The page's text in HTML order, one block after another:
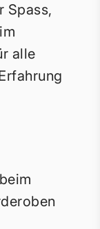
Spass,
alle